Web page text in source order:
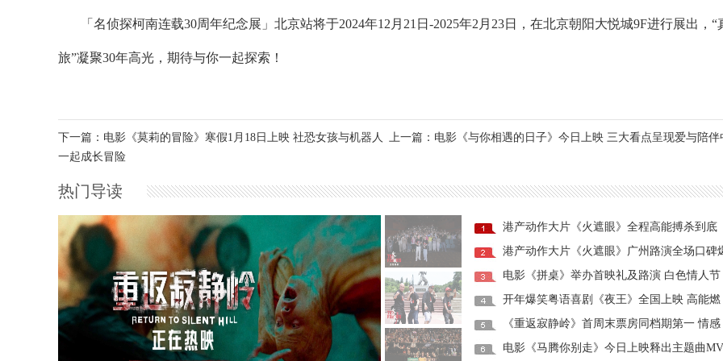
「名侦探柯南连载30周年纪念展」北京站将于2024年12月21日-2025年2月23日，在北京朝阳大悦城9F进行展出，“
旅”凝聚30年高光，期待与你一起探索！
上一篇：电影《与你相遇的日子》今日上映 三大看点呈现爱与陪伴
下一篇：电影《莫莉的冒险》寒假1月18日上映 社恐女孩与机器人
一起成长冒险
热门导读
港产动作大片《火遮眼》全程高能搏杀到底
港产动作大片《火遮眼》广州路演全场口碑
电影《拼桌》举办首映礼及路演 白色情人节
开年爆笑粤语喜剧《夜王》全国上映 高能燃
《重返寂静岭》首周末票房同档期第一 情感
电影《马腾你别走》今日上映释出主题曲MV